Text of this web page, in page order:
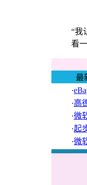
“我
看
最新
·
·高
·微
·起
·微